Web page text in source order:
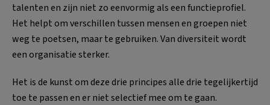
talenten en zijn niet zo eenvormig als een functieprofiel.
Het helpt om verschillen tussen mensen en groepen niet
weg te poetsen, maar te gebruiken. Van diversiteit wordt
een organisatie sterker.
Het is de kunst om deze drie principes alle drie tegelijkertijd
toe te passen en er niet selectief mee om te gaan.